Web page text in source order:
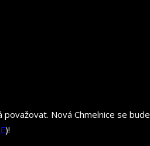
považovat. Nová Chmelnice se
)!